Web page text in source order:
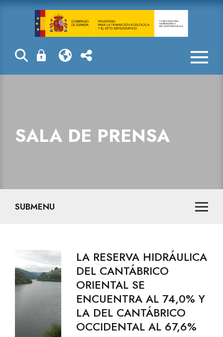
Sala de prensa
SALA DE PRENSA
SUBMENU
LA RESERVA HIDRÁULICA
DEL CANTÁBRICO
ORIENTAL SE
ENCUENTRA AL 74,0% Y
LA DEL CANTÁBRICO
OCCIDENTAL AL 67,6%